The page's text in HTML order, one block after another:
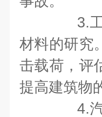
3.工
材料的研究
击载荷，评
提高建筑物
4.汽